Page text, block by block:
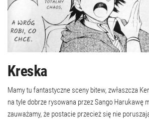
Kreska
Mamy tu fantastyczne sceny bitew, zwłaszcza
na tyle dobrze rysowana przez Sango Harukawę
zauważamy, że postacie przecież się nie